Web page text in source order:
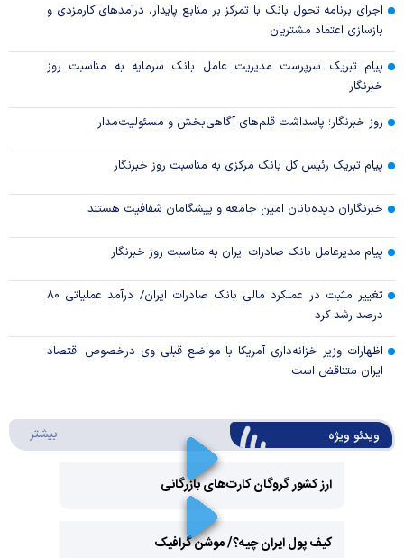
اجرای برنامه تحول بانک با تمرکز بر منابع پایدار، درآمدهای کارمزدی و
بازسازی اعتماد مشتریان
پیام تبریک سرپرست مدیریت عامل بانک سرمایه به مناسبت روز
خبرنگار
روز خبرنگار؛ پاسداشت قلم‌های آگاهی‌بخش و مسئولیت‌مدار
پیام تبریک رئیس کل بانک مرکزی به مناسبت روز خبرنگار
خبرنگاران دیده‌بانان امین جامعه و پیشگامان شفافیت هستند
پیام مدیرعامل بانک صادرات ایران به مناسبت روز خبرنگار
تغییر مثبت در عملکرد مالی بانک صادرات ایران/ درآمد عملیاتی ۸۰
درصد رشد کرد
اظهارات وزیر خزانه‌داری آمریکا با مواضع قبلی وی درخصوص اقتصاد
ایران متناقض است
ویدئو ویژه بیشتر
ارز کشور گروگان کارت‌های بازرگانی
کیف پول ایران چیه؟/ موشن گرافیک